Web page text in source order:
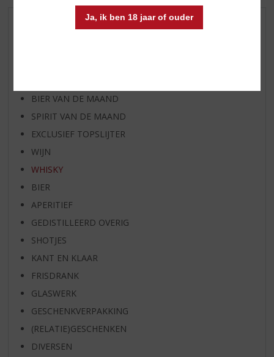
Ja, ik ben 18 jaar of ouder
AANBIEDINGEN
BIER VAN DE MAAND
SPIRIT VAN DE MAAND
EXCLUSIEF TOPSLIJTER
WIJN
WHISKY
BIER
APERITIEF
GEDISTILLEERD OVERIG
SHOTJES
KANT EN KLAAR
FRISDRANK
GLASWERK
GESCHENKVERPAKKING
(RELATIE)GESCHENKEN
DIVERSEN